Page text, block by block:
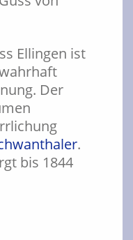
Ellingen ist
Der
.
bis 1844